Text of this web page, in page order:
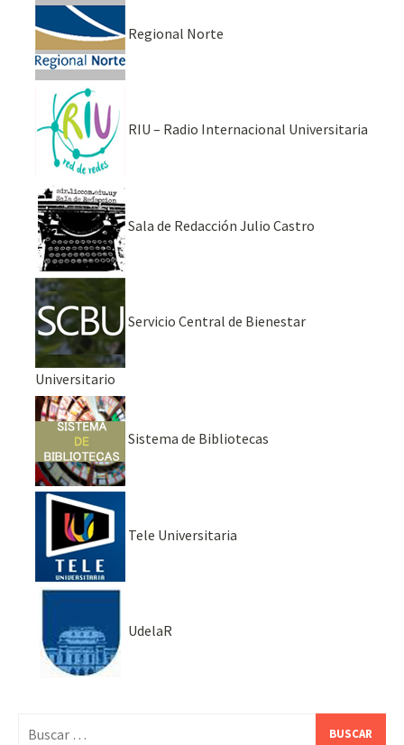
Regional Norte
RIU – Radio Internacional Universitaria
Sala de Redacción Julio Castro
Servicio Central de Bienestar
Universitario
Sistema de Bibliotecas
Tele Universitaria
UdelaR